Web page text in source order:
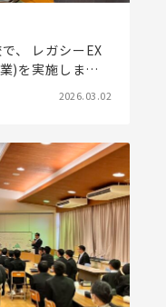
、 レガシーEX
)を実施しまし
2026.03.02